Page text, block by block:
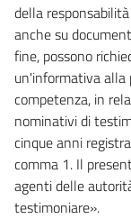
della
anche su
fine, possono
un'informativa alla
competenza, in
nominativi di
cinque anni
comma 1. Il
agenti delle
testimoniare».